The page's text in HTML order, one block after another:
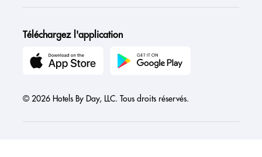
Téléchargez l'application
© 2026 Hotels By Day, LLC. Tous droits réservés.